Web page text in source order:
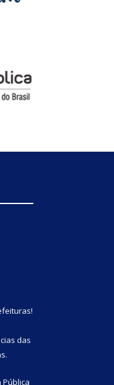
!
das